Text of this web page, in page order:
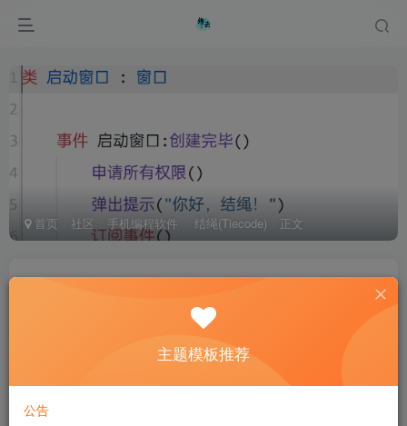
首页 社区 手机编程软件 结绳(Tiecode) 正文
类 启动窗口 : 窗口
主题模板推荐
公告